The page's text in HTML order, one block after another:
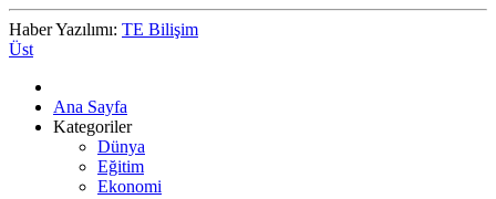
Haber Yazılımı: TE Bilişim
Üst
Ana Sayfa
Kategoriler
Dünya
Eğitim
Ekonomi